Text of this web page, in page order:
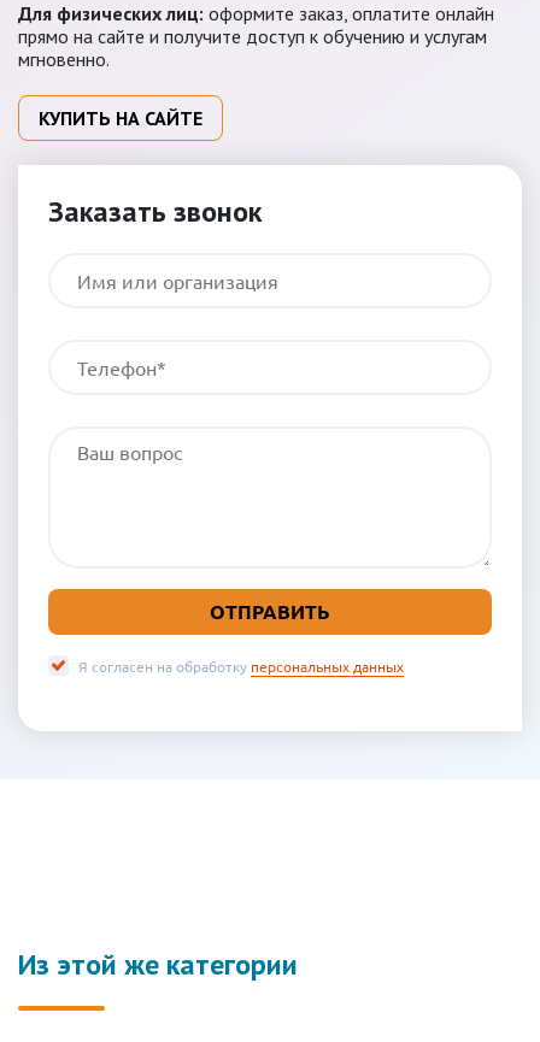
Для физических лиц: оформите заказ, оплатите онлайн
прямо на сайте и получите доступ к обучению и услугам
мгновенно.
КУПИТЬ НА САЙТЕ
Заказать звонок
Я согласен на обработку персональных данных
Из этой же категории